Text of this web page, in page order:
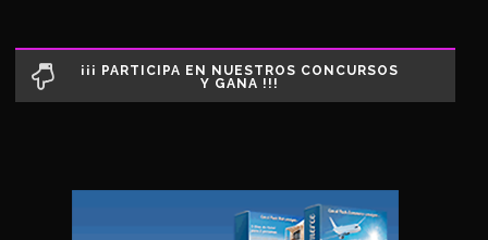
¡¡¡ PARTICIPA EN NUESTROS CONCURSOS
Y GANA !!!